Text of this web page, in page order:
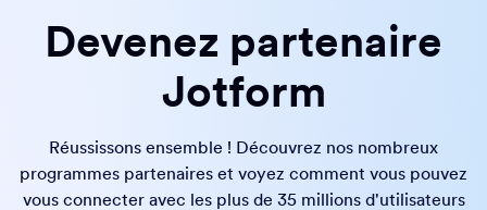
Devenez partenaire
Jotform
Réussissons ensemble ! Découvrez nos nombreux
programmes partenaires et voyez comment vous pouvez
vous connecter avec les plus de 35 millions d'utilisateurs